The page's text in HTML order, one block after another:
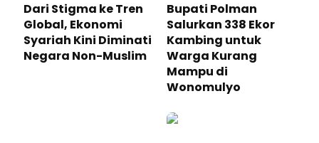
Dari Stigma ke Tren
Global, Ekonomi
Syariah Kini Diminati
Negara Non-Muslim
Bupati Polman
Salurkan 338 Ekor
Kambing untuk
Warga Kurang
Mampu di
Wonomulyo